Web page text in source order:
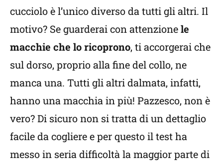
cucciolo è l’unico diverso da tutti gli altri. Il
motivo? Se guarderai con attenzionele
macchie che lo ricoprono, ti accorgerai che
sul dorso, proprio alla fine del collo, ne
manca una. Tutti gli altri dalmata, infatti,
hanno una macchia in più! Pazzesco, non è
vero? Di sicuro non si tratta di un dettaglio
facile da cogliere e per questo il test ha
messo in seria difficoltà la maggior parte di